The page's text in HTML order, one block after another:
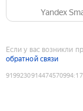
Yandex
Если у вас возникли
обратной связи
9199230914474570994: